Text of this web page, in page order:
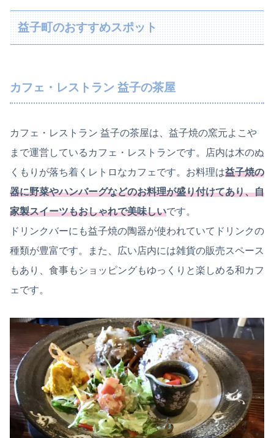
益子町のおすすめスポット
カフェ・レストラン 益子の茶屋
カフェ・レストラン 益子の茶屋は、益子焼の窯元よこや
まで運営しているカフェ・レストランです。店内は木のぬ
くもりが落ち着くレトロなカフェです。お料理は益子焼の
器に野菜やハンバーグなどのお料理が盛り付けてあり、自
家製スイーツもおしゃれで美味しいです。
ドリンクバーにも益子焼の陶器が使われていてドリンクの
種類が豊富です。また、広い店内には雑貨の販売スペース
もあり、食事もショッピングもゆっくりと楽しめる和カフ
ェです。